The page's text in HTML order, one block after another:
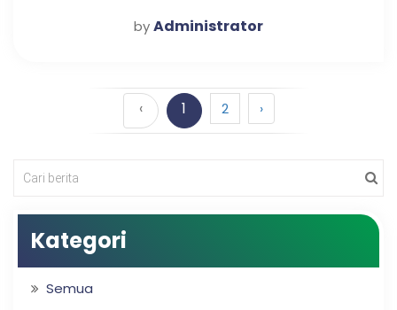
TAHUN
byAdministrator
‹ 1 2 ›
Kategori
Semua